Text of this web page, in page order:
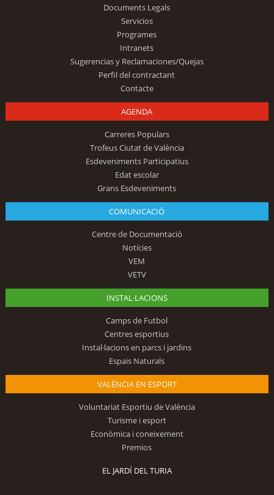
Documents Legals
Servicios
Programes
Intranets
Sugerencias y Reclamaciones/Quejas
Perfil del contractant
Contacte
AGENDA
Carreres Populars
Trofeus Ciutat de València
Esdeveniments Participatius
Edat escolar
Grans Esdeveniments
COMUNICACIÓ
Centre de Documentació
Notícies
VEM
VETV
INSTAL·LACIONS
Camps de Futbol
Centres esportius
Instal·lacions en parcs i jardins
Espais Naturals
VALÈNCIA EN ESPORT
Voluntariat Esportiu de València
Turisme i esport
Econòmica i coneixement
Premios
EL JARDÍ DEL TURIA